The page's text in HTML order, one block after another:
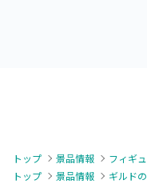
トップ 景品情報 フィギ
トップ
景品情報